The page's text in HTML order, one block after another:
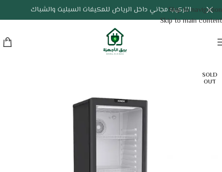
Skip to navigation
Skip to main content
التركيب مجاني داخل الرياض للمكيفات السبليت والشباك
SOLD
OUT